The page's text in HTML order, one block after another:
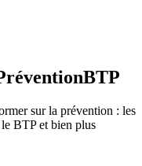
sur la prévention : les
BTP et bien plus